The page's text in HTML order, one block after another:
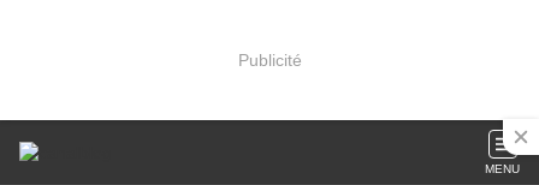
Publicité
MENU